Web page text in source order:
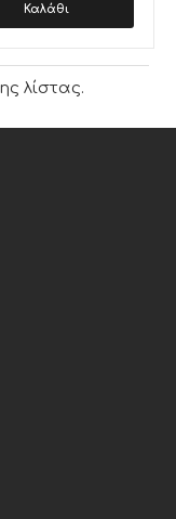
Καλάθι
λίστας.